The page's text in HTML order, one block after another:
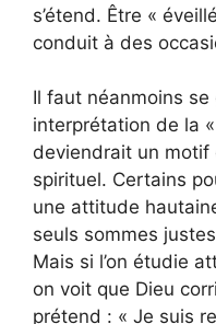
s’étend. Être «
conduit à des
Il faut néanmoins se
interprétation de la
deviendrait un motif
spirituel. Certains
une attitude
seuls sommes
Mais si l’on étudie
on voit que Dieu
prétend : « Je suis